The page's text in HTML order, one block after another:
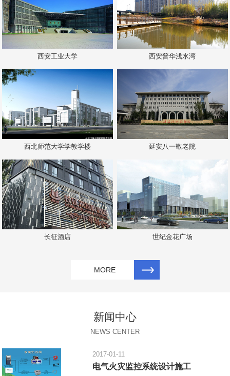
西安工业大学 西安普华浅水湾
西北师范大学学教学楼 延安八一敬老院
长征酒店 世纪金花广场
MORE
新闻中心
NEWS CENTER
2017-01-11
电气火灾监控系统设计施工